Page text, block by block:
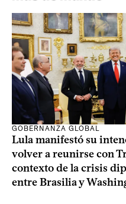
GOBERNANZA GLOBAL
Lula manifestó su
volver a reunirse con
contexto de la crisis
entre Brasilia y